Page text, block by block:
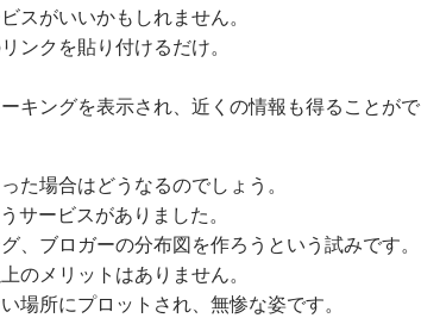
スがいいかもしれません。
ンクを貼り付けるだけ。
キングを表示され、近くの情報も得ることがで
た場合はどうなるのでしょう。
サービスがありました。
、ブロガーの分布図を作ろうという試みです。
のメリットはありません。
場所にプロットされ、無惨な姿です。